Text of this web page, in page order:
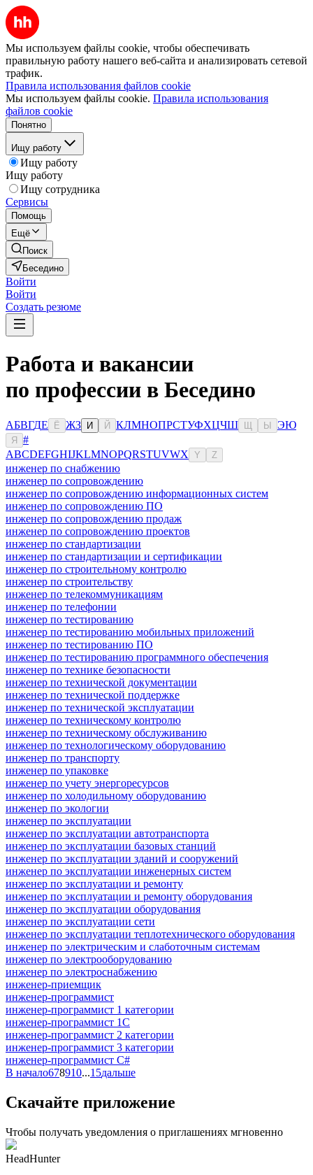
Мы используем файлы cookie, чтобы обеспечивать
правильную работу нашего веб-сайта и анализировать сетевой
трафик.
Правила использования файлов cookie
Мы используем файлы cookie. Правила использования
файлов cookie
Понятно
Ищу работу
Ищу работу
Ищу работу
Ищу сотрудника
Сервисы
Помощь
Ещё
Поиск
Беседино
Войти
Войти
Создать резюме
Работа и вакансии
по профессии в Беседино
АБВГДЕ Ё ЖЗ И Й КЛМНОПРСТУФХЦЧШ Ы ЭЮ
Я
#
ABCDEFGHIJKLMNOPQRSTUVWX Y Z
инженер по снабжению
инженер по сопровождению
инженер по сопровождению информационных систем
инженер по сопровождению ПО
инженер по сопровождению продаж
инженер по сопровождению проектов
инженер по стандартизации
инженер по стандартизации и сертификации
инженер по строительному контролю
инженер по строительству
инженер по телекоммуникациям
инженер по телефонии
инженер по тестированию
инженер по тестированию мобильных приложений
инженер по тестированию ПО
инженер по тестированию программного обеспечения
инженер по технике безопасности
инженер по технической документации
инженер по технической поддержке
инженер по технической эксплуатации
инженер по техническому контролю
инженер по техническому обслуживанию
инженер по технологическому оборудованию
инженер по транспорту
инженер по упаковке
инженер по учету энергоресурсов
инженер по холодильному оборудованию
инженер по экологии
инженер по эксплуатации
инженер по эксплуатации автотранспорта
инженер по эксплуатации базовых станций
инженер по эксплуатации зданий и сооружений
инженер по эксплуатации инженерных систем
инженер по эксплуатации и ремонту
инженер по эксплуатации и ремонту оборудования
инженер по эксплуатации оборудования
инженер по эксплуатации сети
инженер по эксплуатации теплотехнического оборудования
инженер по электрическим и слаботочным системам
инженер по электрооборудованию
инженер по электроснабжению
инженер-приемщик
инженер-программист
инженер-программист 1 категории
инженер-программист 1С
инженер-программист 2 категории
инженер-программист 3 категории
инженер-программист C#
В начало678910...15дальше
Скачайте приложение
Чтобы получать уведомления о приглашениях мгновенно
HeadHunter